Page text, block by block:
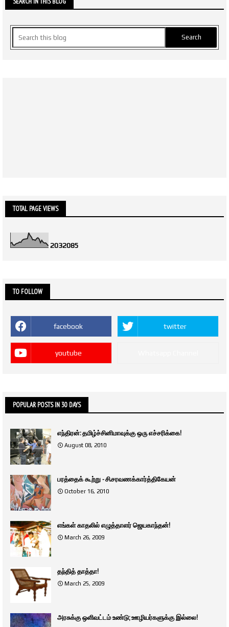
TOTAL PAGE VIEWS
2032085
TO FOLLOW
facebook twitter
youtube
POPULAR POSTS IN 30 DAYS
எந்திரன்: தமிழ்ச்சினிமாவுக்கு ஒரு எச்சரிக்கை!
August 08, 2010
பரத்தைக் கூற்று - சி.சரவணக்கார்த்திகேயன்
October 16, 2010
எங்கள் காதலில் எழுத்தாளர் ஜெயகாந்தன்!
March 26, 2009
தந்தித் தாத்தா!
March 25, 2009
அரசுக்கு ஒளிவட்டம் உண்டு; ஊழியர்களுக்கு இல்லை!